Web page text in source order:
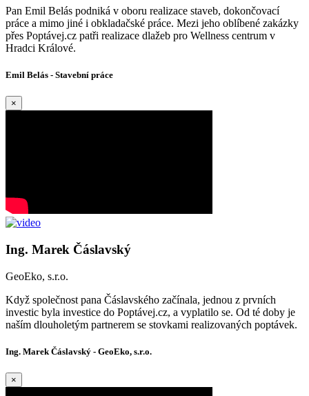
Pan Emil Belás podniká v oboru realizace staveb, dokončovací
práce a mimo jiné i obkladačské práce. Mezi jeho oblíbené zakázky
přes Poptávej.cz patři realizace dlažeb pro Wellness centrum v
Hradci Králové.
Emil Belás - Stavební práce
×
Ing. Marek Čáslavský
GeoEko, s.r.o.
Když společnost pana Čáslavského začínala, jednou z prvních
investic byla investice do Poptávej.cz, a vyplatilo se. Od té doby je
naším dlouholetým partnerem se stovkami realizovaných poptávek.
Ing. Marek Čáslavský - GeoEko, s.r.o.
×